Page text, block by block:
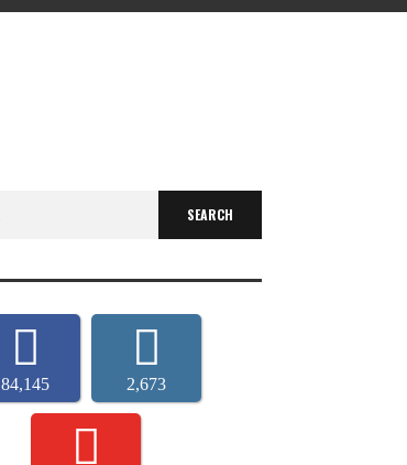
84,145 2,673